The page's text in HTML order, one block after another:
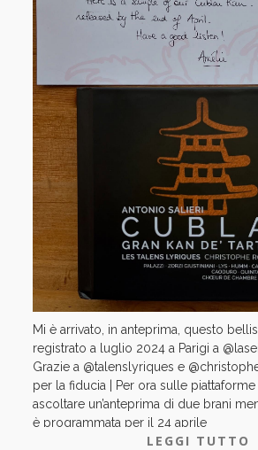
Mi è arrivato, in anteprima, questo
registrato a luglio 2024 a Parigi a
Grazie a @talenslyriques e
per la fiducia | Per ora sulle
ascoltare un’anteprima di due brani
è programmata per il 24 aprile
LEGGI TUTTO